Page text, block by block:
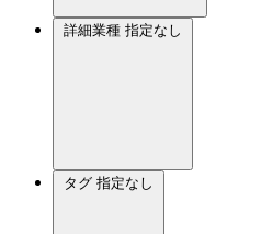
詳細業種 指定なし
タグ 指定なし